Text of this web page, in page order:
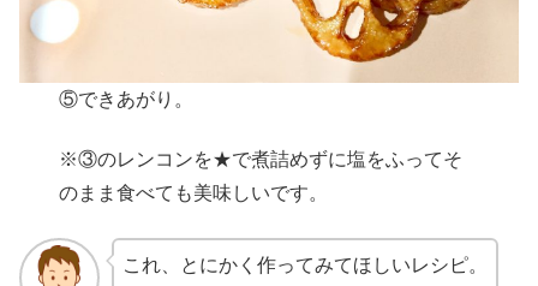
⑤できあがり。
※③のレンコンを★で煮詰めずに塩をふってそ
のまま食べても美味しいです。
これ、とにかく作ってみてほしいレシピ。